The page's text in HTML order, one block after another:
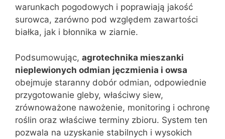
warunkach pogodowych i poprawiają jakość
surowca, zarówno pod względem zawartości
białka, jak i błonnika w ziarnie.
Podsumowując, agrotechnika mieszanki
nieplewionych odmian jęczmienia i owsa
obejmuje staranny dobór odmian, odpowiednie
przygotowanie gleby, właściwy siew,
zrównoważone nawożenie, monitoring i ochronę
roślin oraz właściwe terminy zbioru. System ten
pozwala na uzyskanie stabilnych i wysokich